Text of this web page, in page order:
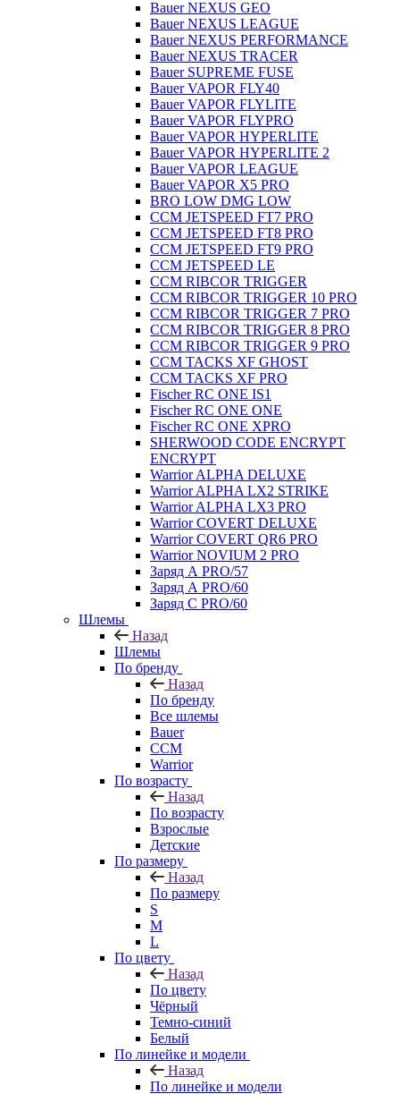
Bauer NEXUS GEO
Bauer NEXUS LEAGUE
Bauer NEXUS PERFORMANCE
Bauer NEXUS TRACER
Bauer SUPREME FUSE
Bauer VAPOR FLY40
Bauer VAPOR FLYLITE
Bauer VAPOR FLYPRO
Bauer VAPOR HYPERLITE
Bauer VAPOR HYPERLITE 2
Bauer VAPOR LEAGUE
Bauer VAPOR X5 PRO
BRO LOW DMG LOW
CCM JETSPEED FT7 PRO
CCM JETSPEED FT8 PRO
CCM JETSPEED FT9 PRO
CCM JETSPEED LE
CCM RIBCOR TRIGGER
CCM RIBCOR TRIGGER 10 PRO
CCM RIBCOR TRIGGER 7 PRO
CCM RIBCOR TRIGGER 8 PRO
CCM RIBCOR TRIGGER 9 PRO
CCM TACKS XF GHOST
CCM TACKS XF PRO
Fischer RC ONE IS1
Fischer RC ONE ONE
Fischer RC ONE XPRO
SHERWOOD CODE ENCRYPT
ENCRYPT
Warrior ALPHA DELUXE
Warrior ALPHA LX2 STRIKE
Warrior ALPHA LX3 PRO
Warrior COVERT DELUXE
Warrior COVERT QR6 PRO
Warrior NOVIUM 2 PRO
Заряд А PRO/57
Заряд А PRO/60
Заряд С PRO/60
Шлемы
Назад
Шлемы
По бренду
Назад
По бренду
Все шлемы
Bauer
CCM
Warrior
По возрасту
Назад
По возрасту
Взрослые
Детские
По размеру
Назад
По размеру
S
M
L
По цвету
Назад
По цвету
Чёрный
Темно-синий
Белый
По линейке и модели
Назад
По линейке и модели